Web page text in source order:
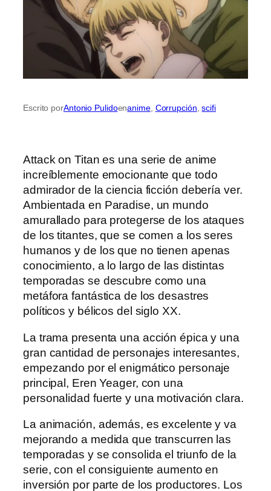
Escrito porAntonio Pulidoenanime, Corrupción , scifi
Attack on Titan es una serie de anime
increíblemente emocionante que todo
admirador de la ciencia ficción debería ver.
Ambientada en Paradise, un mundo
amurallado para protegerse de los ataques
de los titantes, que se comen a los seres
humanos y de los que no tienen apenas
conocimiento, a lo largo de las distintas
temporadas se descubre como una
metáfora fantástica de los desastres
políticos y bélicos del siglo XX.
La trama presenta una acción épica y una
gran cantidad de personajes interesantes,
empezando por el enigmático personaje
principal, Eren Yeager, con una
personalidad fuerte y una motivación clara.
La animación, además, es excelente y va
mejorando a medida que transcurren las
temporadas y se consolida el triunfo de la
serie, con el consiguiente aumento en
inversión por parte de los productores. Los